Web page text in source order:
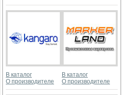
В каталог
О производителе
В каталог
О производителе